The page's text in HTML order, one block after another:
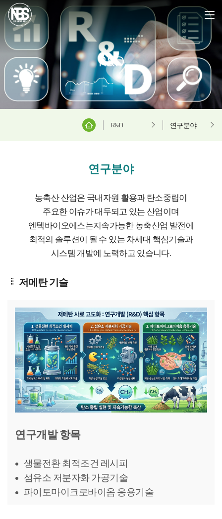
R&D
R&D 연구분야
연구분야
농축산 산업은 국내자원 활용과 탄소중립이
주요한 이슈가 대두되고 있는 산업이며
엔텍바이오에스는지속가능한 농축산업 발전에
최적의 솔루션이 될 수 있는 차세대 핵심기술과
시스템 개발에 노력하고 있습니다.
저메탄 기술
연구개발 항목
생물전환 최적조건 레시피
섬유소 저분자화 가공기술
파이토마이크로바이옴 응용기술